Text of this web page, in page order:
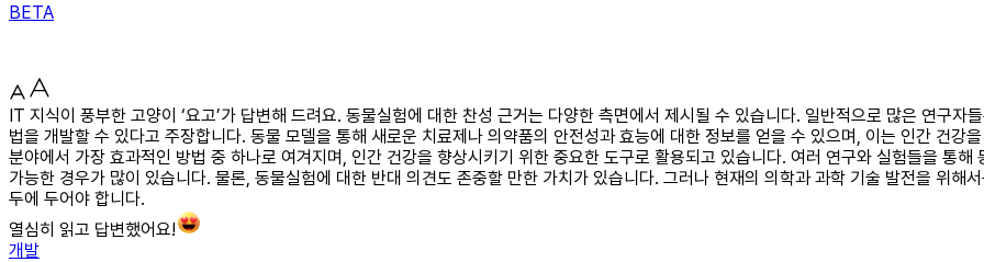
BETA
IT 지식이 풍부한 고양이 ‘요고’가 답변해 드려요. 동물실험에 대한 찬성 근거는 다양한 측면에서 제시될 수 있습니다. 일반적으로 많은 연구
법을 개발할 수 있다고 주장합니다. 동물 모델을 통해 새로운 치료제나 의약품의 안전성과 효능에 대한 정보를 얻을 수 있으며, 이는 인간 건강
분야에서 가장 효과적인 방법 중 하나로 여겨지며, 인간 건강을 향상시키기 위한 중요한 도구로 활용되고 있습니다. 여러 연구와 실험들을 통
가능한 경우가 많이 있습니다. 물론, 동물실험에 대한 반대 의견도 존중할 만한 가치가 있습니다. 그러나 현재의 의학과 과학 기술 발전을 위해
두에 두어야 합니다.
열심히 읽고 답변했어요!
개발